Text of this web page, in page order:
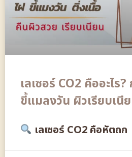
เลเซอร์ CO2 คืออะไร
ขี้แมลงวัน ผิวเรียบเนี
เลเซอร์ CO2 คือหัตถก